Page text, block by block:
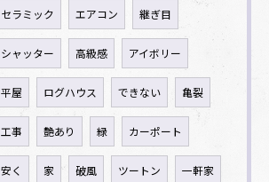
セラミック エアコン 継ぎ目
シャッター 高級感 アイボリー
平屋 ログハウス できない 亀裂
工事 艶あり 緑 カーポート
安く 家 破風 ツートン 一軒家